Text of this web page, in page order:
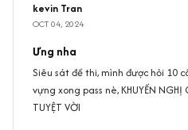
kevin Tran
OCT 04, 2024
Ưng nha
Siêu sát đề thi, mình được hỏi 10
vựng xong pass nè, KHUYẾN NGHỊ
TUYỆT VỜI